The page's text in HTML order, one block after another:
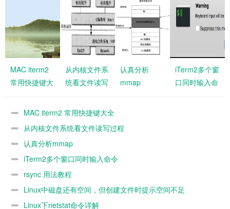
MAC iterm2
常用快捷键大
从内核文件系
统看文件读写
认真分析
mmap
iTerm2多个窗
口同时输入命
MAC iterm2 常用快捷键大全
从内核文件系统看文件读写过程
认真分析mmap
iTerm2多个窗口同时输入命令
rsync 用法教程
Linux中磁盘还有空间，但创建文件时提示空间不足
Linux下netstat命令详解